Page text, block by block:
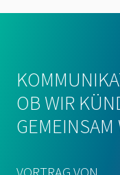
OB WIR
GEMEINSAM